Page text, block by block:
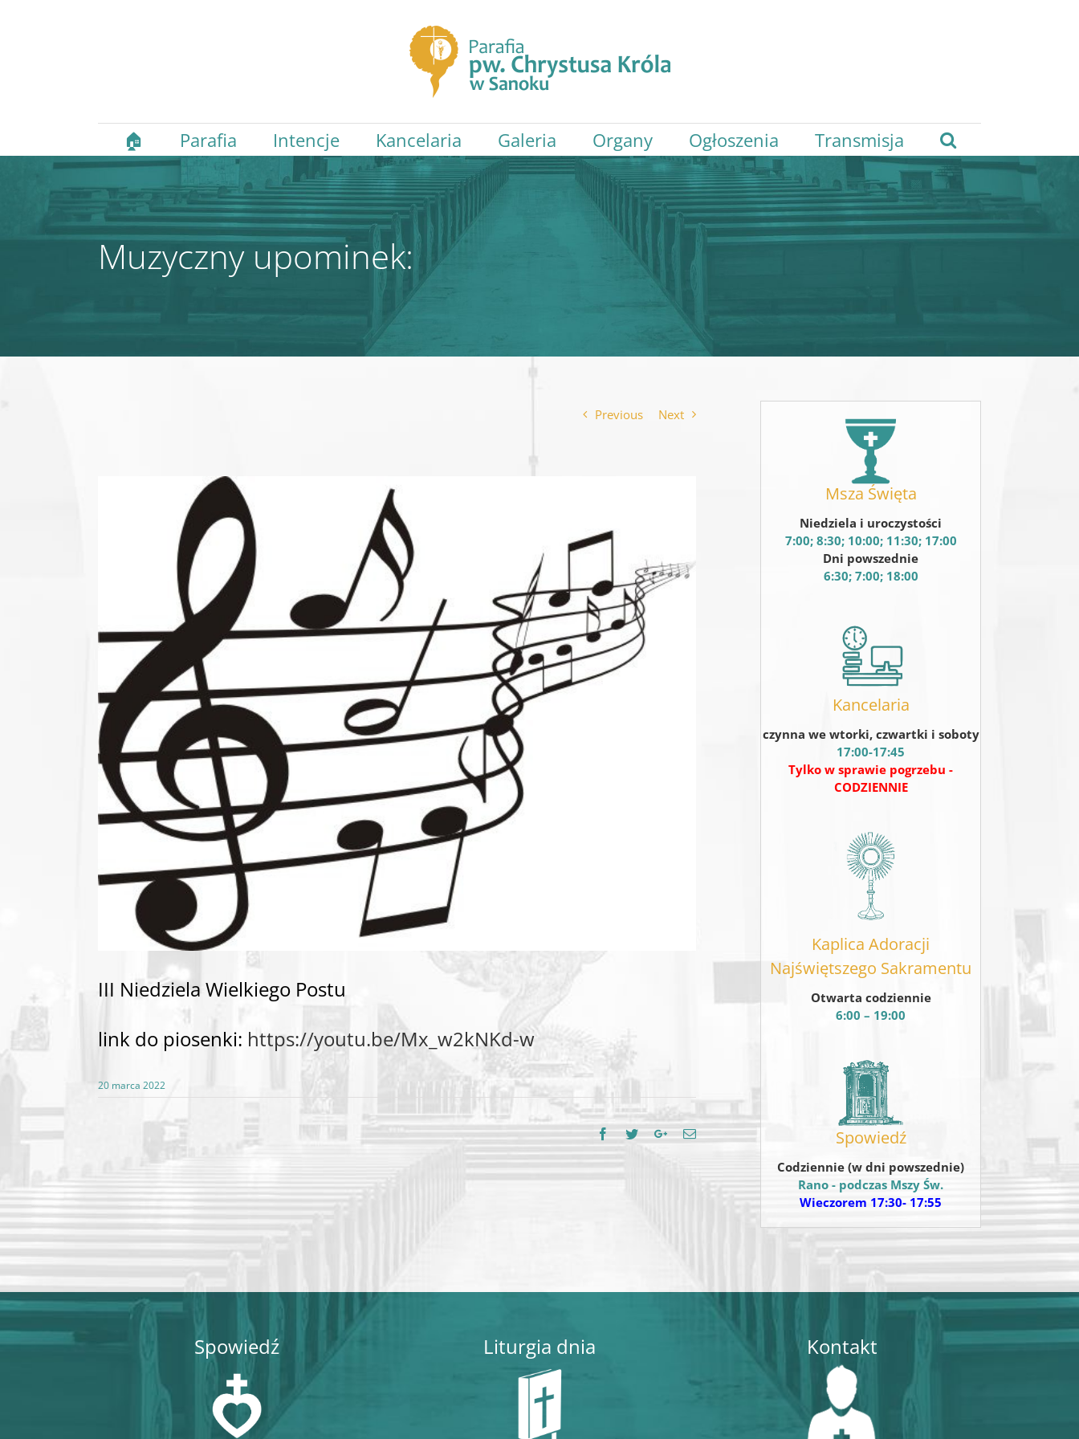
🏠 Parafia Intencje Kancelaria Galeria Organy Ogłoszenia Transmisja
Muzyczny upominek:
Previous Next
III Niedziela Wielkiego Postu
link do piosenki: https://youtu.be/Mx_w2kNKd-w
20 marca 2022
Facebook
TwitterGoogle+Email
Msza Święta
Niedziela i uroczystości
7:00; 8:30; 10:00; 11:30; 17:00
Dni powszednie
6:30; 7:00; 18:00
Kancelaria
czynna we wtorki, czwartki i soboty
17:00-17:45
Tylko w sprawie pogrzebu -
CODZIENNIE
Kaplica Adoracji
Najświętszego Sakramentu
Otwarta codziennie
6:00 – 19:00
Spowiedź
Codziennie (w dni powszednie)
Rano - podczas Mszy Św.
Wieczorem 17:30- 17:55
Spowiedź Liturgia dnia Kontakt